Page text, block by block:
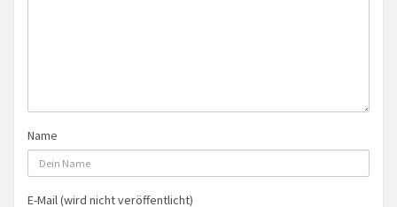
Name
E-Mail (wird nicht veröffentlicht)